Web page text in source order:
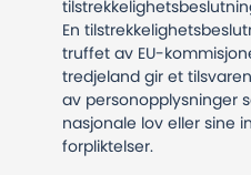
En
truffet av EU-
tredjeland gir et
av personopplysninger
nasjonale lov eller sine
forpliktelser.